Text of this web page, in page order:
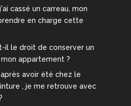
cassé un carreau, mon
en charge cette
il le droit de conserver un
appartement ?
avoir été chez le
, je me retrouve avec